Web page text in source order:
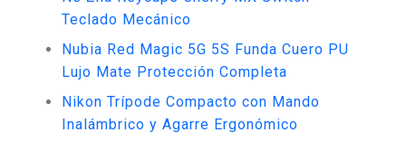
Teclado Mecánico
Nubia Red Magic 5G 5S Funda Cuero PU
Lujo Mate Protección Completa
Nikon Trípode Compacto con Mando
Inalámbrico y Agarre Ergonómico